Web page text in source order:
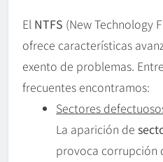
El NTFS (New Technology
ofrece características
exento de problemas.
frecuentes encontramos:
Sectores
La aparición de
provoca corrupción